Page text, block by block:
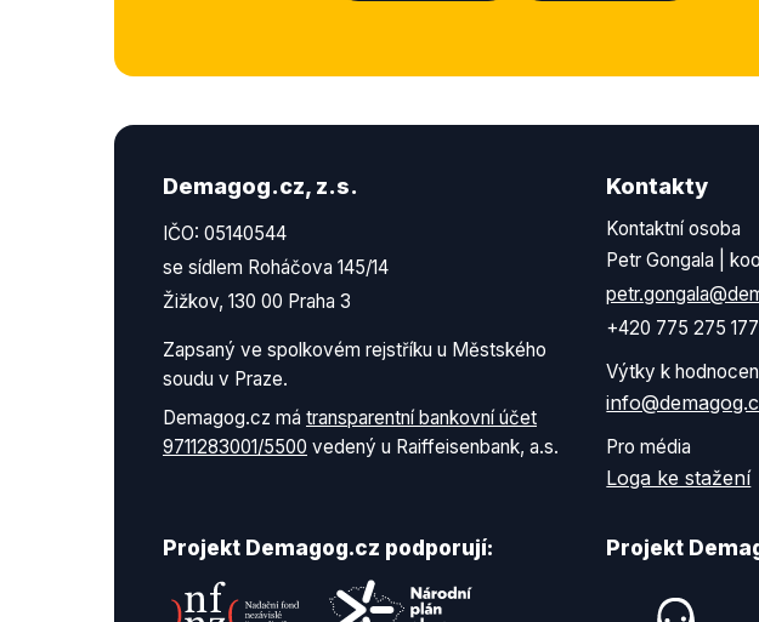
Demagog.cz, z.s.
IČO: 05140544
se sídlem Roháčova 145/14
Žižkov, 130 00 Praha 3
Zapsaný ve spolkovém rejstříku u Městského
soudu v Praze.
Demagog.cz má transparentní bankovní účet
9711283001/5500 vedený u Raiffeisenbank, a.s.
Kontakty
Kontaktní osoba
Petr Gongala |
+420 775 275 177
Výtky k
Pro média
Loga ke stažení
Projekt Demagog.cz podporují: Projekt